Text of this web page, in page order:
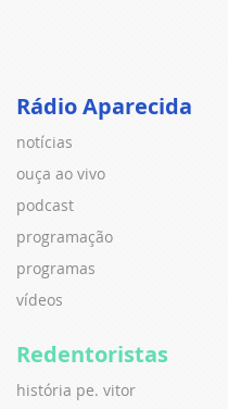
Rádio Aparecida
notícias
ouça ao vivo
podcast
programação
programas
vídeos
Redentoristas
história pe. vitor